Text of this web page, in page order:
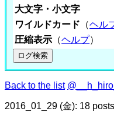
大文字・小文字
ワイルドカード （ヘル
圧縮表示 （ヘルプ）
Back to the list
2016_01_29 (金): 18 posts